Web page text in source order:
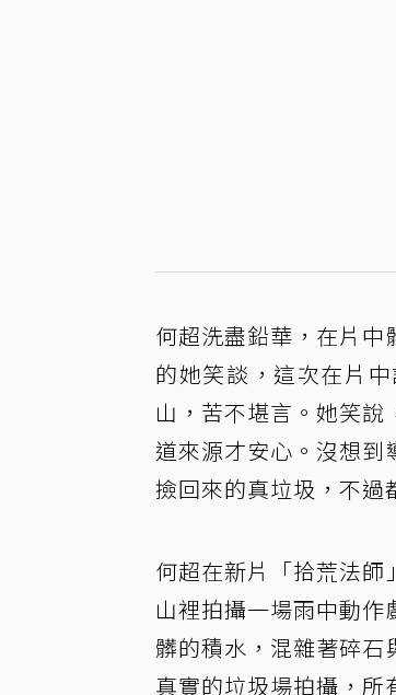
何超洗盡鉛華，在片
的她笑談，這次在片
山，苦不堪言。她笑
道來源才安心。沒想
撿回來的真垃圾，不
何超在新片「拾荒法
山裡拍攝一場雨中動
髒的積水，混雜著碎
真實的垃圾場拍攝，所